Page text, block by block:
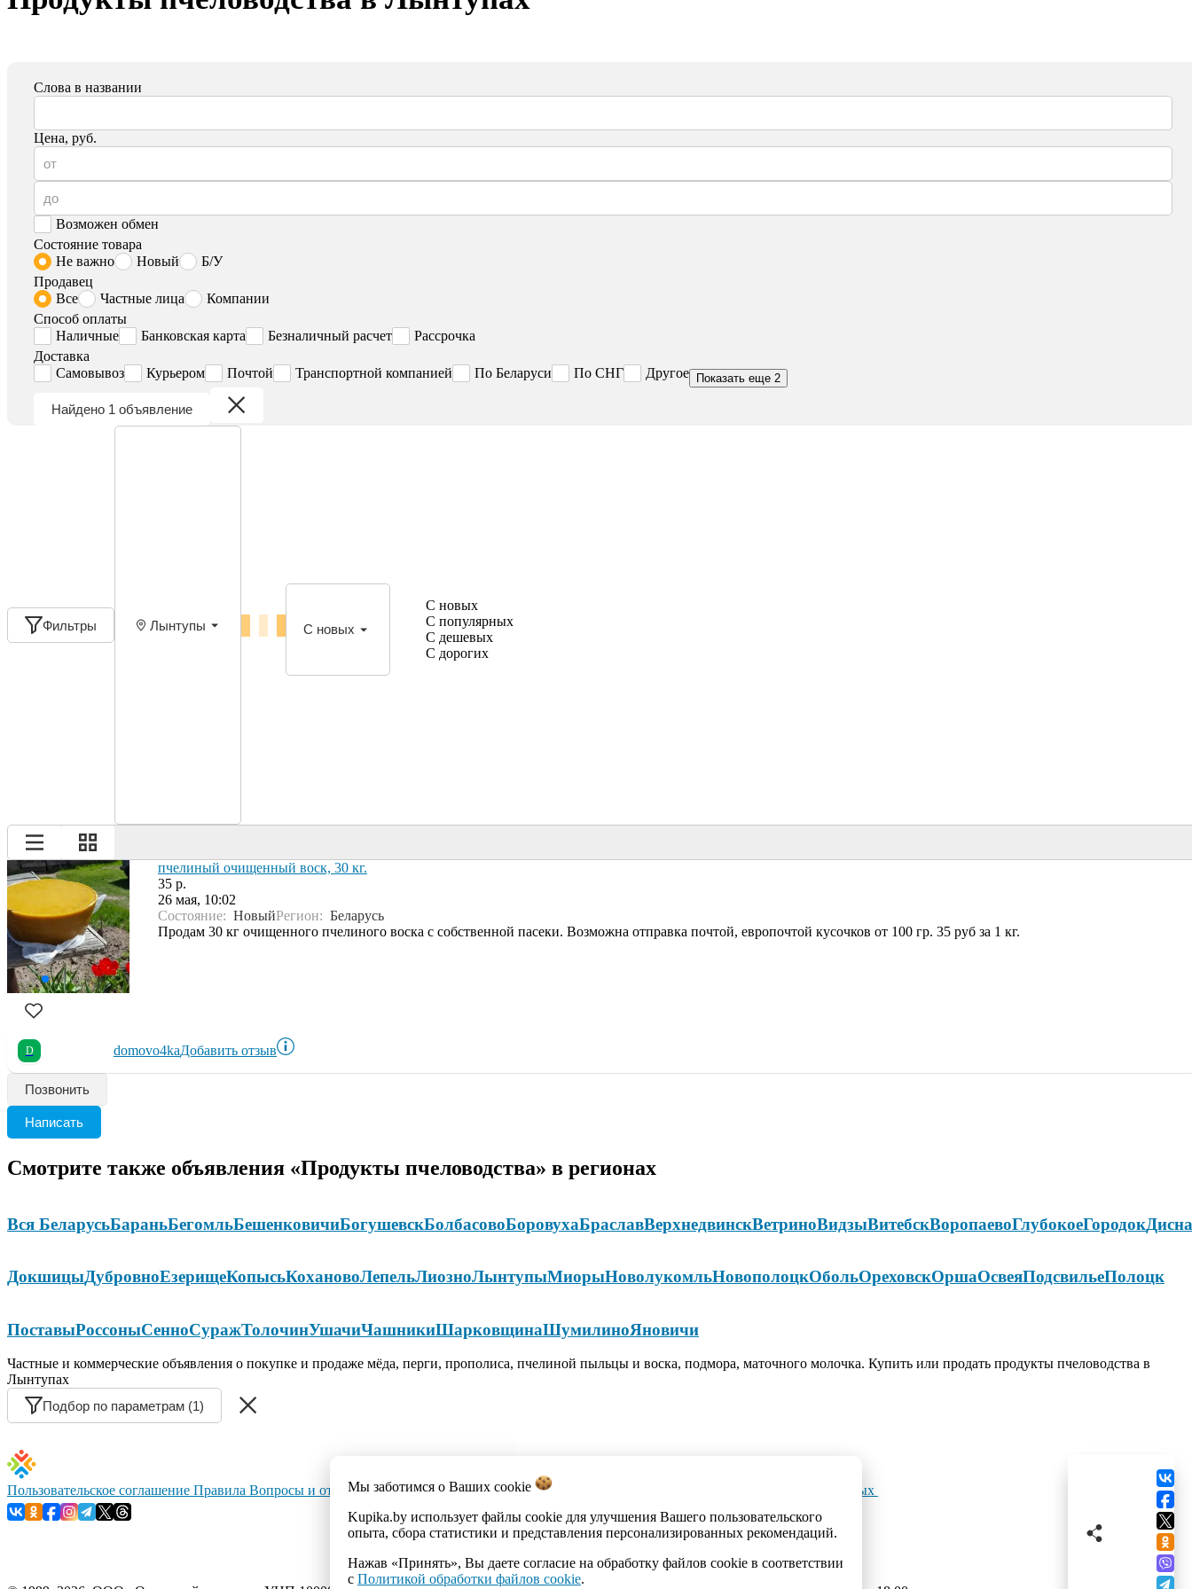
Слова в названии
Цена, руб.
Возможен обмен
Состояние товара
Не важно
Новый
Б/У
Продавец
Все
Частные лица
Компании
Способ оплаты
Наличные
Банковская карта Безналичный расчет
Рассрочка
Доставка
Самовывоз
Курьером Почтой Транспортной компанией По Беларуси По СНГ Другое Показать еще 2
Найдено 1 объявление
Фильтры Лынтупы С новых
С новых
С популярных
С дешевых
С дорогих
пчелиный очищенный воск, 30 кг.
35 р.
26 мая, 10:02
Состояние: НовыйРегион: Беларусь
Продам 30 кг очищенного пчелиного воска с собственной пасеки. Возможна отправка почтой, европочтой кусочков от 100 гр. 35 руб за 1 кг.
D domovo4kaДобавить отзыв
Позвонить
Написать
Смотрите также объявления «Продукты пчеловодства» в регионах
Вся БеларусьБараньБегомльБешенковичиБогушевскБолбасовоБоровухаБраславВерхнедвинскВетриноВидзыВитебскВоропаевоГлубокоеГородокДисна
ДокшицыДубровноЕзерищеКопысьКохановоЛепельЛиозноЛынтупыМиорыНоволукомльНовополоцкОбольОреховскОршаОсвеяПодсвильеПолоцк
ПоставыРоссоныСенноСуражТолочинУшачиЧашникиШарковщинаШумилиноЯновичи
Частные и коммерческие объявления о покупке и продаже мёда, перги, прополиса, пчелиной пыльцы и воска, подмора, маточного молочка. Купить или продать продукты пчеловодства в
Лынтупах
Подбор по параметрам (1)
Мы заботимся о Ваших cookie
Kupika.by использует файлы cookie для улучшения Вашего пользовательского
опыта, сбора статистики и представления персонализированных рекомендаций.
Нажав «Принять», Вы даете согласие на обработку файлов cookie в соответствии
с Политикой обработки файлов cookie.
Пользовательское соглашение Правила Вопросы и ответыКонтактыКаталогИмпорт объявлений Политика обработки персональных данных